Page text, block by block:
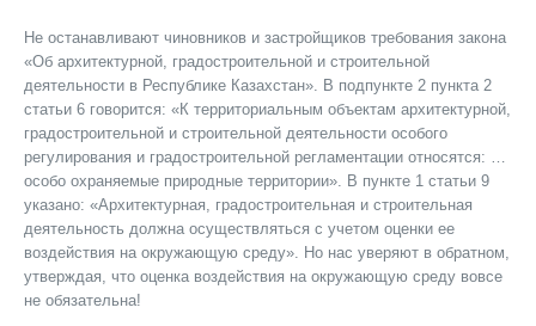
Не останавливают чиновников и застройщиков требования закона
«Об архитектурной, градостроительной и строительной
деятельности в Республике Казахстан». В подпункте 2 пункта 2
статьи 6 говорится: «К территориальным объектам архитектурной,
градостроительной и строительной деятельности особого
регулирования и градостроительной регламентации относятся: …
особо охраняемые природные территории». В пункте 1 статьи 9
указано: «Архитектурная, градостроительная и строительная
деятельность должна осуществляться с учетом оценки ее
воздействия на окружающую среду». Но нас уверяют в обратном,
утверждая, что оценка воздействия на окружающую среду вовсе
не обязательна!